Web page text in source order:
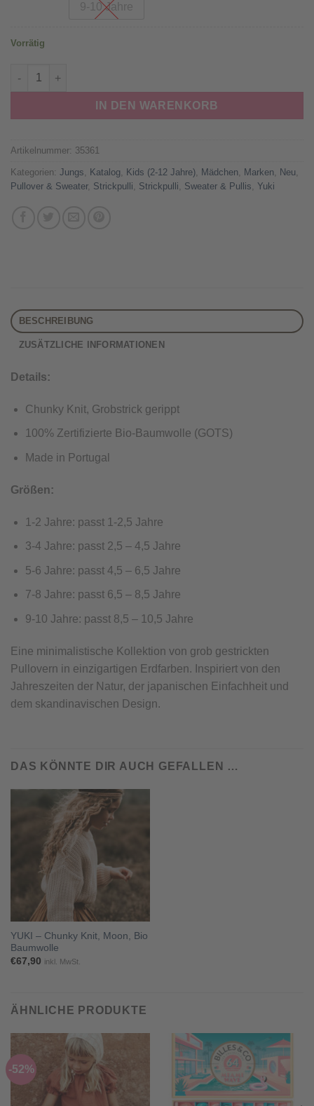
9-10 Jahre
Vorrätig
YUKI - Chunky Knit, BLUSH, Bio Baumwolle (7-8J.) Menge
IN DEN WARENKORB
Artikelnummer: 35361
Kategorien: Jungs, Katalog, Kids (2-12 Jahre), Mädchen, Marken, Neu,
Pullover & Sweater, Strickpulli, Strickpulli, Sweater & Pullis, Yuki
BESCHREIBUNG
ZUSÄTZLICHE INFORMATIONEN
Details:
Chunky Knit, Grobstrick gerippt
100% Zertifizierte Bio-Baumwolle (GOTS)
Made in Portugal
Größen:
1-2 Jahre: passt 1-2,5 Jahre
3-4 Jahre: passt 2,5 – 4,5 Jahre
5-6 Jahre: passt 4,5 – 6,5 Jahre
7-8 Jahre: passt 6,5 – 8,5 Jahre
9-10 Jahre: passt 8,5 – 10,5 Jahre
Eine minimalistische Kollektion von grob gestrickten
Pullovern in einzigartigen Erdfarben. Inspiriert von den
Jahreszeiten der Natur, der japanischen Einfachheit und
dem skandinavischen Design.
DAS KÖNNTE DIR AUCH GEFALLEN …
YUKI – Chunky Knit, Moon, Bio
Baumwolle
€67,90 inkl. MwSt.
ÄHNLICHE PRODUKTE
-52%